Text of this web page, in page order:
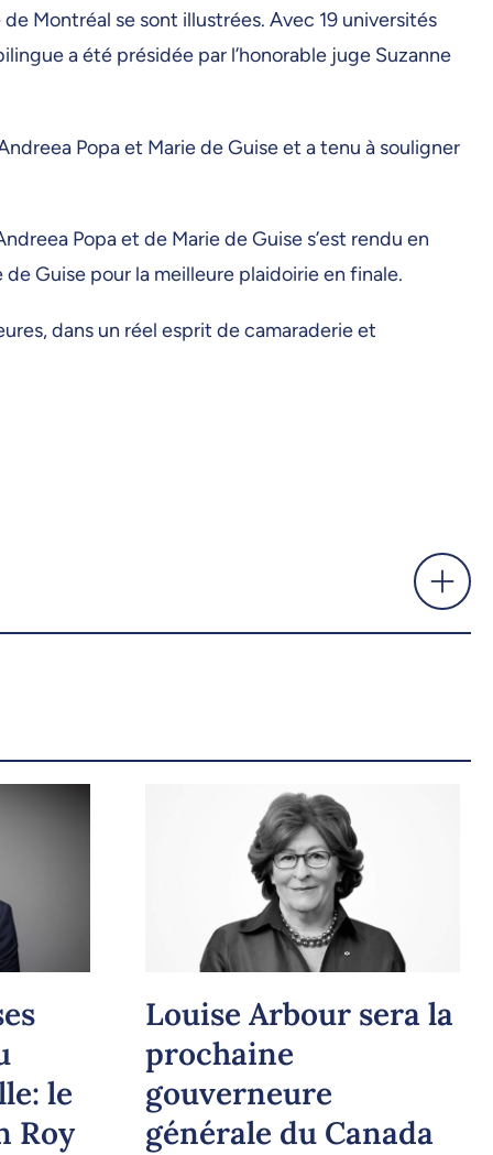
Montréal se sont illustrées. Avec 19 universités
a été présidée par l’honorable juge Suzanne
Popa et Marie de Guise et a tenu à souligner
Popa et de Marie de Guise s’est rendu en
Guise pour la meilleure plaidoirie en finale.
dans un réel esprit de camaraderie et
le
Roy
Louise Arbour sera la
prochaine
gouverneure
générale du Canada